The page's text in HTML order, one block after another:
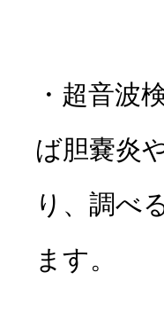
・超音波
ば胆嚢炎
り、調べ
ます。